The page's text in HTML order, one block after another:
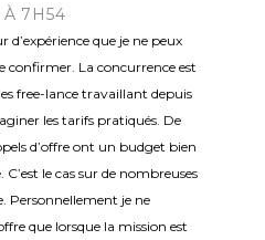
7H54
que je ne peux
confirmer. La concurrence est
free-lance travaillant depuis
les tarifs pratiqués. De
d’offre ont un budget bien
C’est le cas sur de nombreuses
Personnellement je ne
que lorsque la mission est